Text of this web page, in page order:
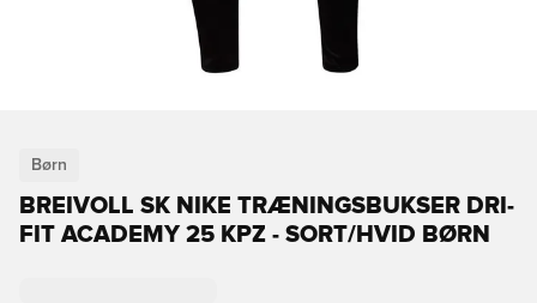
Børn
BREIVOLL SK NIKE TRÆNINGSBUKSER DRI-
FIT ACADEMY 25 KPZ - SORT/HVID BØRN